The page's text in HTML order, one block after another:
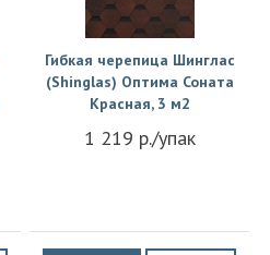
Гибкая черепица Шинглас
(Shinglas) Оптима Соната
Красная, 3 м2
1 219 р./упак